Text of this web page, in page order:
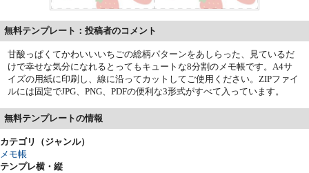
無料テンプレート：投稿者のコメント
甘酸っぱくてかわいいいちごの総柄パターンをあしらった、見ているだ
けで幸せな気分になれるとってもキュートな8分割のメモ帳です。A4サ
イズの用紙に印刷し、線に沿ってカットしてご使用ください。ZIPファイ
ルには固定でJPG、PNG、PDFの便利な3形式がすべて入っています。
無料テンプレートの情報
カテゴリ（ジャンル）
メモ帳
テンプレ横・縦